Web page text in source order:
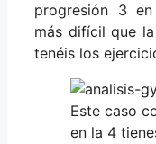
progresión 3
más difícil que
tenéis los
Este caso
en la 4